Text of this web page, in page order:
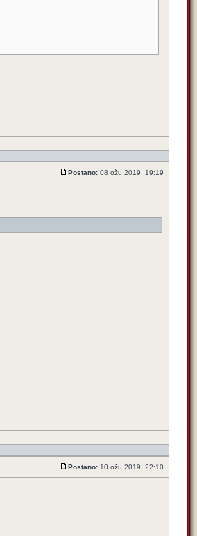
Postano: 08 ožu 2019, 19:19
Postano: 10 ožu 2019, 22:10